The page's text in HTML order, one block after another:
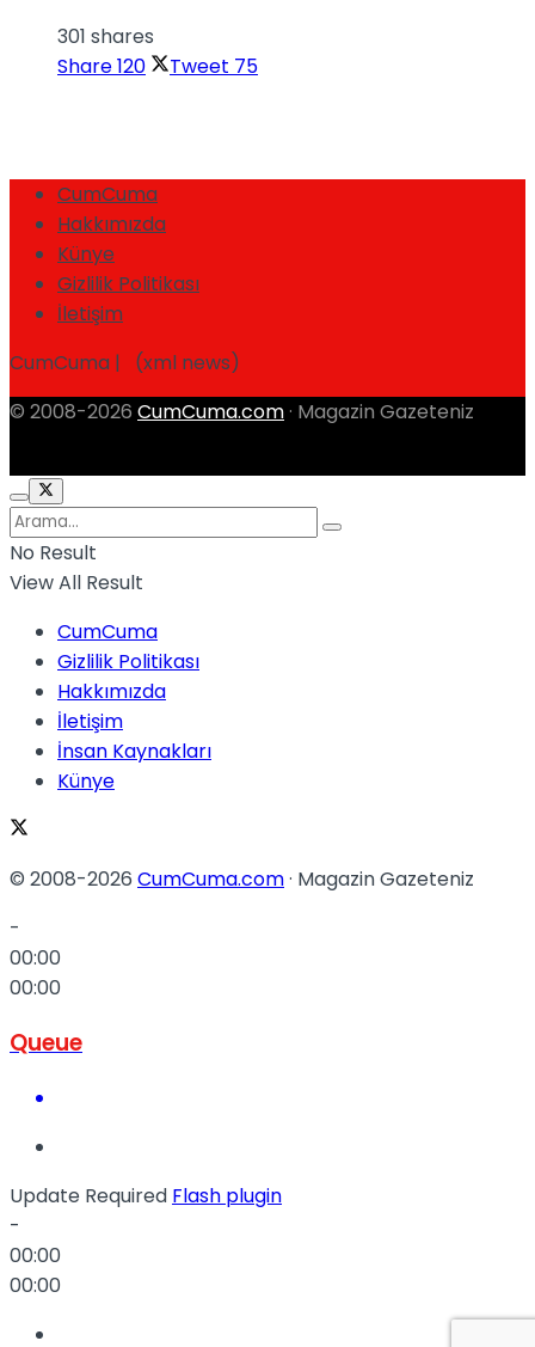
301 shares
Share120 Tweet 75
CumCuma
Hakkımızda
Künye
Gizlilik Politikası
İletişim
CumCuma | (xml news)
© 2008-2026 CumCuma.com · Magazin Gazeteniz
No Result
View All Result
CumCuma
Gizlilik Politikası
Hakkımızda
İletişim
İnsan Kaynakları
Künye
© 2008-2026 CumCuma.com· Magazin Gazeteniz
-
00:00
00:00
Queue
Update Required Flash plugin
-
00:00
00:00